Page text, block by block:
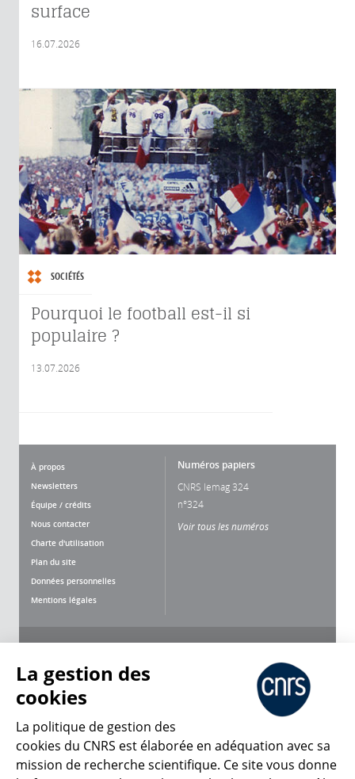
surface
16.07.2026
SOCIÉTÉS
Pourquoi le football est-il si
populaire ?
13.07.2026
À propos
Newsletters
Équipe / crédits
Nous contacter
Charte d'utilisation
Plan du site
Données personnelles
Mentions légales
Numéros papiers
CNRS lemag 324
n°324
Voir tous les numéros
CNRS Le Mag
La gestion des
cookies
La politique de gestion des
cookies du CNRS est élaborée en adéquation avec sa
mission de recherche scientifique. Ce site vous donne